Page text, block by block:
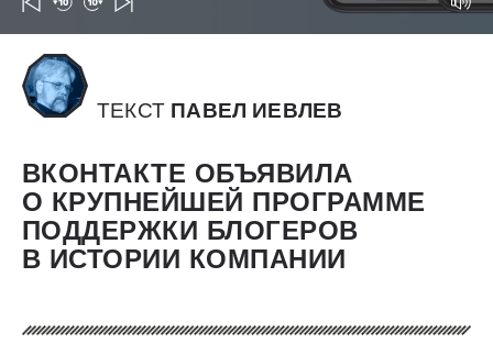
ТЕКСТ ПАВЕЛ ИЕВЛЕВ
ВКОНТАКТЕ ОБЪЯВИЛА
О КРУПНЕЙШЕЙ ПРОГРАММЕ
ПОДДЕРЖКИ БЛОГЕРОВ
В ИСТОРИИ КОМПАНИИ